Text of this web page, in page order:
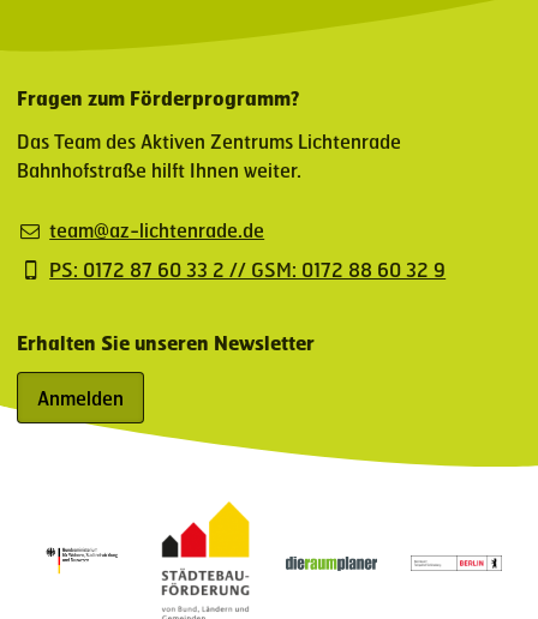
Fragen zum Förderprogramm?
Das Team des Aktiven Zentrums Lichtenrade
Bahnhofstraße hilft Ihnen weiter.
team@az-lichtenrade.de
PS: 0172 87 60 33 2 // GSM: 0172 88 60 32 9
Erhalten Sie unseren Newsletter